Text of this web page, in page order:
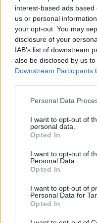
interest-based ads
us or personal
your opt-out. You may
disclosure of your
IAB’s list of downstream
also be disclosed by us
Downstream Participants
Personal Data
I want to opt-out of
personal data.
Opted In
I want to opt-out of
Personal Data.
Opted In
I want to opt-out of
Personal Data for
Opted In
Ezek a
programajánló a hétre
Harmadik hete őrzi
című animációs családi film.
amikért érdemes a héten
Campus life